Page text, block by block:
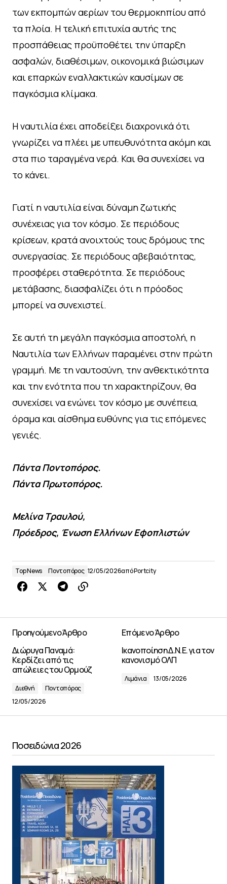
των εκπομπών αερίων του θερμοκηπίου από
τα πλοία. Η τελική επιτυχία αυτής της
προσπάθειας προϋποθέτει την ύπαρξη
ασφαλών, διαθέσιμων, οικονομικά βιώσιμων
και επαρκών εναλλακτικών καυσίμων σε
παγκόσμια κλίμακα.
Η ναυτιλία έχει αποδείξει διαχρονικά ότι
γνωρίζει να πλέει με υπευθυνότητα ακόμη και
στα πιο ταραγμένα νερά. Και θα συνεχίσει να
το κάνει.
Γιατί η ναυτιλία είναι δύναμη ζωτικής
συνέχειας για τον κόσμο. Σε περιόδους
κρίσεων, κρατά ανοιχτούς τους δρόμους της
συνεργασίας. Σε περιόδους αβεβαιότητας,
προσφέρει σταθερότητα. Σε περιόδους
μετάβασης, διασφαλίζει ότι η πρόοδος
μπορεί να συνεχιστεί.
Σε αυτή τη μεγάλη παγκόσμια αποστολή, η
Ναυτιλία των Ελλήνων παραμένει στην πρώτη
γραμμή. Με τη ναυτοσύνη, την ανθεκτικότητα
και την ενότητα που τη χαρακτηρίζουν, θα
συνεχίσει να ενώνει τον κόσμο με συνέπεια,
όραμα και αίσθημα ευθύνης για τις επόμενες
γενιές.
Πάντα Ποντοπόρος.
Πάντα Πρωτοπόρος.
Μελίνα Τραυλού,
Πρόεδρος, Ένωση Ελλήνων Εφοπλιστών
Top News Ποντοπόρος 12/05/2026απόPortcity
Προηγούμενο Άρθρο
Διώρυγα Παναμά:
Κερδίζει από τις
απώλειες του Ορμούζ
Διεθνή
Ποντοπόρος
12/05/2026
Επόμενο Άρθρο
Ικανοποίηση Δ.Ν.Ε. για τον
κανονισμό ΟΛΠ
Λιμάνια 13/05/2026
Ποσειδώνια 2026